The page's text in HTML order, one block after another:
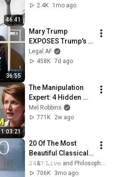
46:41
l'Opéra de Paris
2.4K
1mo ago
36:55
Mary Trump
EXPOSES Trump's
DECLINE!!!
Legal AF
458K 7d ago
1:03:21
The Manipulation
Expert: 4 Hidden
Signs You’re
Dealing With a Toxic
Mel Robbins
771K
2w ago
20 Of The Most
Beautiful Classical
Adagios for
Relaxation and
𝟸𝟺&𝟽 𝙻𝚒𝚟𝚎 and Philosophical Instrumentals
706K
3mo ago